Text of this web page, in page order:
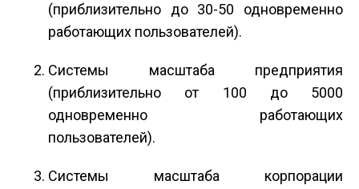
(приблизительно до 30-50 одновременно
работающих пользователей).
Системы масштаба предприятия
(приблизительно от 100 до 5000
одновременно работающих
пользователей).
Системы масштаба корпорации